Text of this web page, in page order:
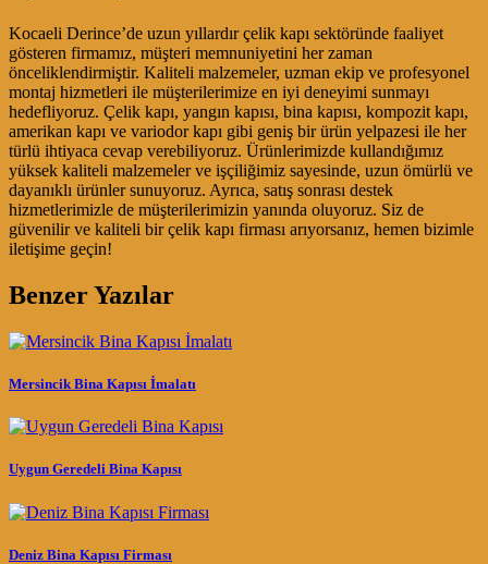
Kocaeli Derince’de uzun yıllardır çelik kapı sektöründe faaliyet
gösteren firmamız, müşteri memnuniyetini her zaman
önceliklendirmiştir. Kaliteli malzemeler, uzman ekip ve profesyonel
montaj hizmetleri ile müşterilerimize en iyi deneyimi sunmayı
hedefliyoruz. Çelik kapı, yangın kapısı, bina kapısı, kompozit kapı,
amerikan kapı ve variodor kapı gibi geniş bir ürün yelpazesi ile her
türlü ihtiyaca cevap verebiliyoruz. Ürünlerimizde kullandığımız
yüksek kaliteli malzemeler ve işçiliğimiz sayesinde, uzun ömürlü ve
dayanıklı ürünler sunuyoruz. Ayrıca, satış sonrası destek
hizmetlerimizle de müşterilerimizin yanında oluyoruz. Siz de
güvenilir ve kaliteli bir çelik kapı firması arıyorsanız, hemen bizimle
iletişime geçin!
Benzer Yazılar
Mersincik Bina Kapısı İmalatı
Uygun Geredeli Bina Kapısı
Deniz Bina Kapısı Firması